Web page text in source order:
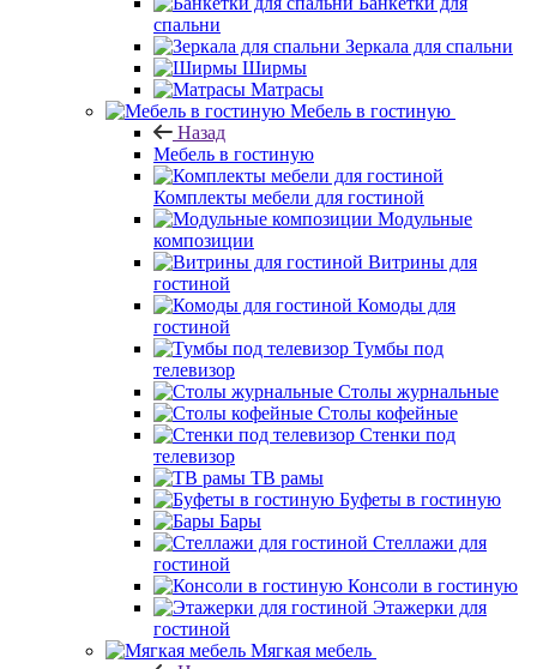
спальни
Зеркала для спальни
Ширмы
Матрасы
Мебель в гостиную
Назад
Мебель в гостиную
Комплекты мебели для гостиной
Модульные
композиции
Витрины для
гостиной
Комоды для
гостиной
Тумбы под
телевизор
Столы журнальные
Столы кофейные
Стенки под
телевизор
ТВ рамы
Буфеты в гостиную
Бары
Стеллажи для
гостиной
Консоли в гостиную
Этажерки для
гостиной
Мягкая мебель